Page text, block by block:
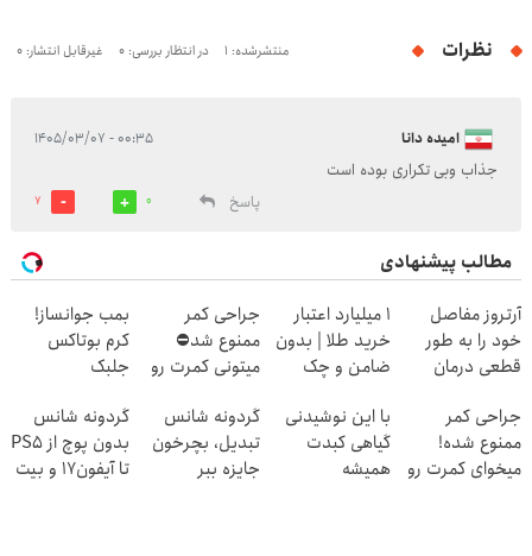
نظرات منتشرشده: 1 در انتظار بررسی: 0 غیرقابل انتشار: 0
امیده دانا ۰۰:۳۵ - ۱۴۰۵/۰۳/۰۷
جذاب وبی تکراری بوده است
پاسخ
0
7
مطالب پیشنهادی
آرتروز مفاصل
خود را به طور
قطعی درمان
◂پرسش‌نامه▸
۱ میلیارد اعتبار
خرید طلا | بدون
ضامن و چک
جراحی کمر
ممنوع شد⛔
میتونی کمرت رو
کنی! 👈🏻
پرسش‌نامه
بمب جوانساز!
کرم بوتاکس
جلبک
جراحی کمر
ممنوع شده!
میخوای کمرت رو
با این نوشیدنی
گیاهی کبدت
همیشه
گردونه شانس
تبدیل، بچرخون
جایزه ببر
گردونه شانس
بدون پوچ از PS5
تا آیفون17 و بیت